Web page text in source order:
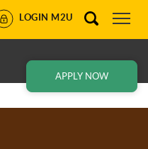
LOGIN M2U
APPLY NOW